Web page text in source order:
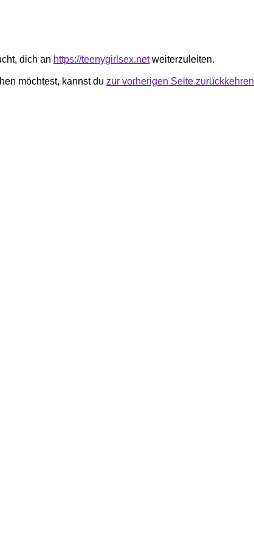
dich an https://teenygirlsex.netweiterzuleiten.
möchtest, kannst du zur vorherigen Seite zurückkehren